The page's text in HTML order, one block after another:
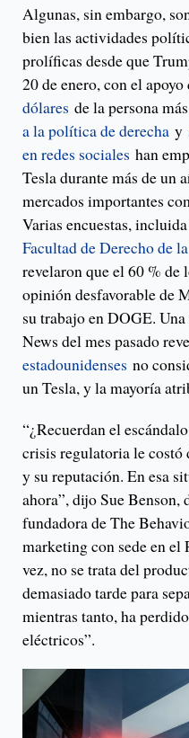
Algunas, sin embargo,
bien las actividades
prolíficas desde que
20 de enero, con el apoyo
dólares de la persona
a la política de derecha y
en redes sociales han
Tesla durante más de un
mercados importantes
Varias encuestas,
Facultad de Derecho de
revelaron que el 60 % de
opinión desfavorable de
su trabajo en DOGE.
News del mes pasado
estadounidenses no
un Tesla, y la mayoría
“¿Recuerdan el
crisis regulatoria le costó
y su reputación. En esa
ahora”, dijo Sue
fundadora de The
marketing con sede en el
vez, no se trata del
demasiado tarde para
mientras tanto, ha
eléctricos”.